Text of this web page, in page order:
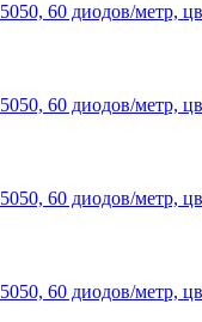
60 диодов/метр,
60 диодов/метр,
60 диодов/метр,
60 диодов/метр,